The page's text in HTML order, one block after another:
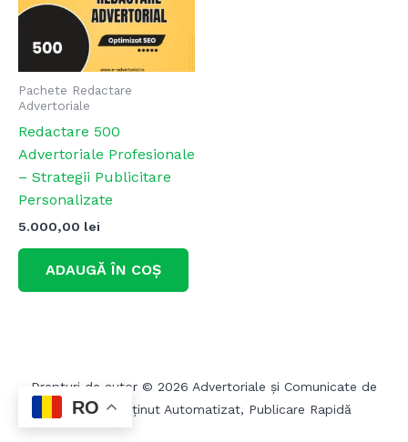
Pachete Redactare
Advertoriale
Redactare 500
Advertoriale Profesionale
– Strategii Publicitare
Personalizate
5.000,00 lei
ADAUGĂ ÎN COȘ
Drepturi de autor © 2026 Advertoriale și Comunicate de
Presă – Conținut Automatizat, Publicare Rapidă
RO